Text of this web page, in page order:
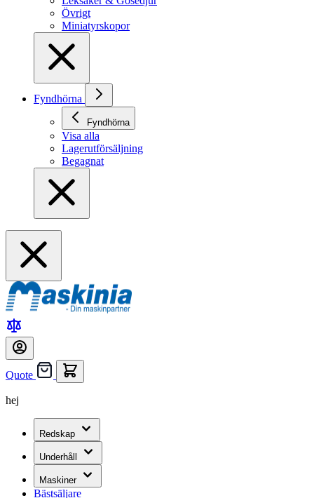
Övrigt
Miniatyrskopor
Fyndhörna
Fyndhörna
Visa alla
Lagerutförsäljning
Begagnat
Quote
hej
Redskap
Underhåll
Maskiner
Bästsäljare